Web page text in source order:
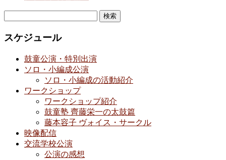
スケジュール
鼓童公演・特別出演
ソロ・小編成公演
ソロ・小編成の活動紹介
ワークショップ
ワークショップ紹介
鼓童塾 齊藤栄一の太鼓篇
藤本容子 ヴォイス・サークル
映像配信
交流学校公演
公演の感想